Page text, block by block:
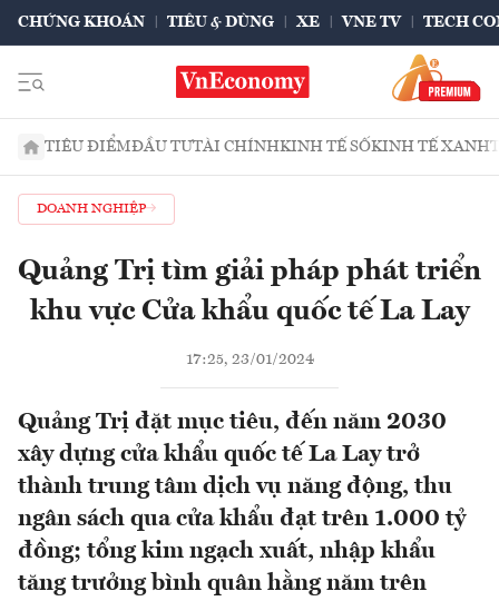
CHỨNG KHOÁN TIÊU & DÙNG XE VNE TV TECH
TIÊU ĐIỂMĐẦU TƯTÀI CHÍNHKINH TẾ SỐKINH TẾ XANH
DOANH NGHIỆP
Quảng Trị tìm giải pháp phát triển
khu vực Cửa khẩu quốc tế La Lay
17:25, 23/01/2024
Quảng Trị đặt mục tiêu, đến năm 2030
xây dựng cửa khẩu quốc tế La Lay trở
thành trung tâm dịch vụ năng động, thu
ngân sách qua cửa khẩu đạt trên 1.000 tỷ
đồng; tổng kim ngạch xuất, nhập khẩu
tăng trưởng bình quân hằng năm trên